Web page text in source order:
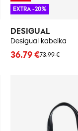
DESIGUAL
Desigual kabelka
73.99 €
36.79 €
EXTRA -20%